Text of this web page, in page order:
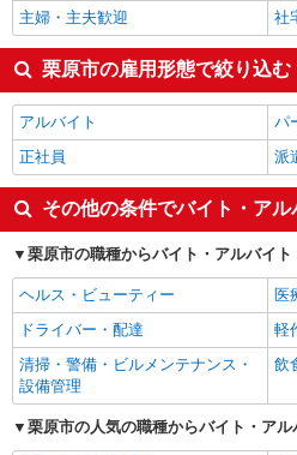
主婦・主夫歓迎
社
栗原市の雇用形態で絞り込む
アルバイト
パ
正社員
派
その他の条件でバイト・ア
栗原市の職種からバイト・アルバイ
ヘルス・ビューティー
医
ドライバー・配達
軽
清掃・警備・ビルメンテナンス・
設備管理
飲
栗原市の人気の職種からバイト・ア